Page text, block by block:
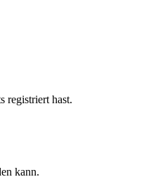
registriert hast.
kann.